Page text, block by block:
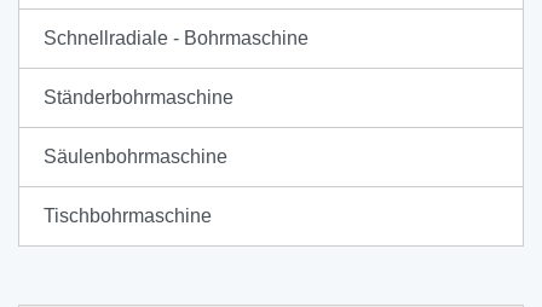
Schnellradiale - Bohrmaschine
Ständerbohrmaschine
Säulenbohrmaschine
Tischbohrmaschine